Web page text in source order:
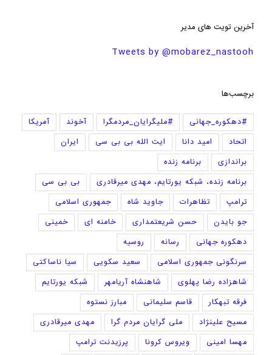
آخرین تویت های مدیر
Tweets by @mobarez_nastooh
برچسب‌ها
#دهکوره_جهانی #ملیگرایان_مردمگرا آخوند
آمریکا
اتحاد
امید دانا ایت الله بی بی سی
ایران
براندازی
برنامه زنده
برنامه زنده، شبکه یورتایم، مهدی میرقادری
بی بی سی
ترامپ
تظاهرات جاوید شاه
جمهوری اسلامی
جو بایدن
حسن شریعتمداری خامنه ای
خمینی
دهکوره جهانی
رسانه
روسیه
سرنگونی جمهوری اسلامی
سعید سکویی
سیا ناساکتی
شاهزاده رضا پهلوی
شاهنشاه آریامهر
شبکه یورتایم
فرقه تبهکار
قاسم سلیمانی
مبارز نستوه
مسیح علینژاد
ملی گرایان مردم گرا
مهدی میرقادری
مهسا امینی
ویروس کرونا
پرزیدنت ترامپ